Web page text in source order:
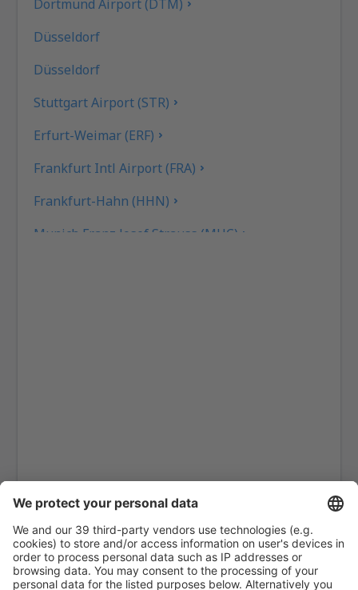
Dortmund Airport (DTM)
Düsseldorf
Düsseldorf
Stuttgart Airport (STR)
Erfurt-Weimar (ERF)
Frankfurt Intl Airport (FRA)
Frankfurt-Hahn (HHN)
Munich Franz Josef Strauss (MUC)
Leipzig Halle (LEJ)
Hamburg
Mannheim Airport (MHG)